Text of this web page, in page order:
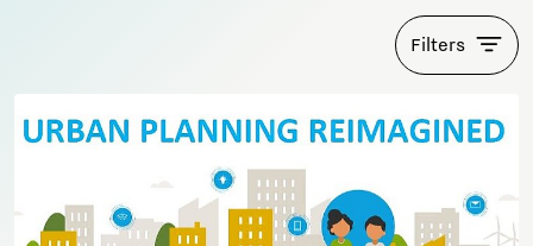
Filters